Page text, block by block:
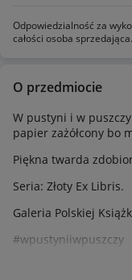
Odpowiedzialność za
całości osoba sprzedająca.
O przedmiocie
W pustyni i w
papier zażółcony bo
Piękna twarda
Seria: Złoty Ex Libris.
Galeria Polskiej
#wpustyniiwpuszczy